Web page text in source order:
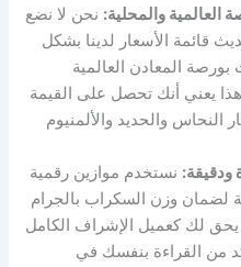
العالمية والمحلية: نحن لا نضع
قائمة الأسعار لدينا بشكل
المعادن العالمية
يعني أنك تحصل على القيمة
النحاس والحديد والألمنيوم
ودقيقة: نستخدم موازين رقمية
لضمان وزن السكراب بالجرام
يحق لك كعميل الإشراف الكامل
من القراءة بنفسك في